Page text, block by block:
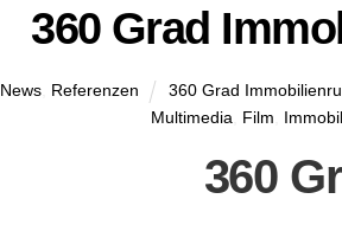
360 Grad
News Referenzen 360 Grad
Multimedia
Film
360